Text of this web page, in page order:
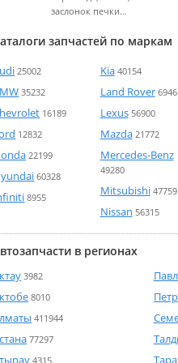
заслонок печки…
запчастей по маркам
25002
35232
16189
12832
22199
60328
8955
Kia 40154
Land Rover 6946
Lexus 56900
Mazda 21772
Mercedes-Benz
49280
Mitsubishi 47759
Nissan 56315
в регионах
3982
8010
411944
77297
4315